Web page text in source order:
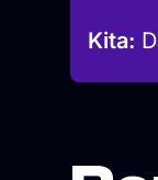
Kita: